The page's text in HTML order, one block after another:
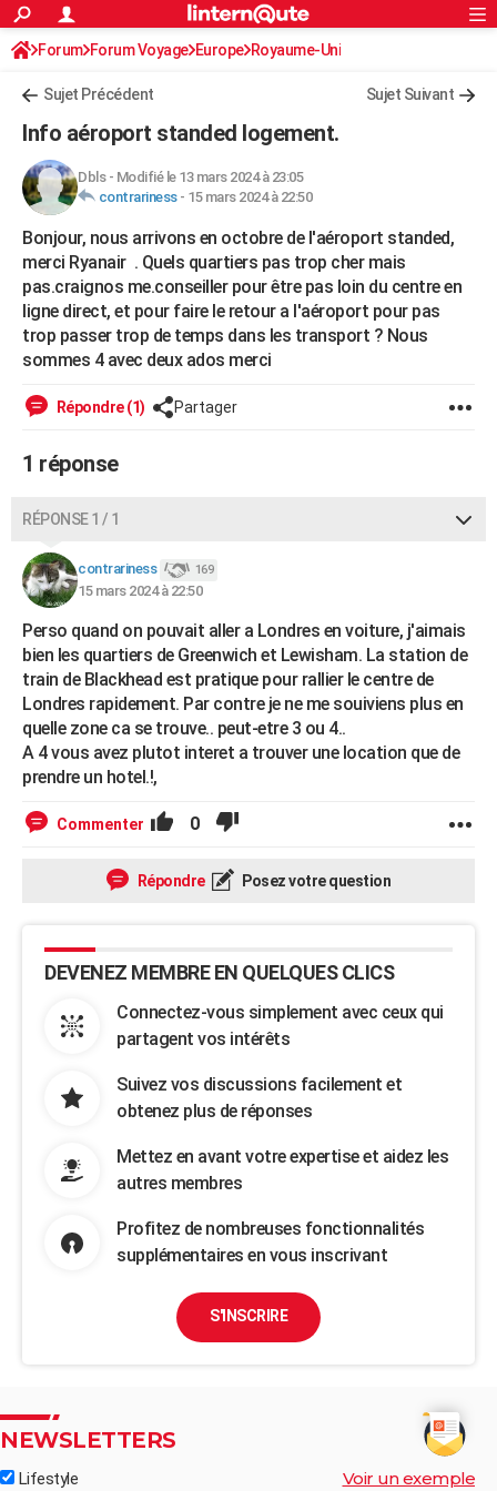
ACTUALITÉS
Politique
Société
Faits Divers
Education
Monde
Villes
+
FINANCE
Retraite
Impôts
Epargne
Immobilier
Risques naturels par ville
Banque
Assurance
Crédit
AUTO
Essais
Réserver un essai
Citadines
Berlines
SUV
Forum auto
+HIGH-TECH
Mobiles
Meilleur smartphone
Internet
Ordinateurs
Jeux vidéo
Guide high-tech
BRICOLAGE
Forum
Aménagement intérieur
Extérieur
Cuisine
Salle de bains
Jardinage
Rangement
WEEK-END
Alimentation
Guide de la santé
Maladies
Médicaments
Sommeil
VOYAGE
Destinations
City break
Voyage nature
Voyage de noces
Forum
Climat
+PHOTO
GUIDES D'ACHAT
BONS PLANS
CARTE DE VOEUX
Carte de Noël
Carte Bonne année
Carte Saint-Valentin
Carte Pâques
Carte d'anniversaire
DICTIONNAIRE
Dictionnaire
Biographies
Citations
Expressions
Proverbes
PROGRAMME TV
S'inscrire
Se connecter
Lycées
Collèges
Primaires
Universités
Entreprises
Service militaire
Avis de recherche
AVIS DE DÉCÈS
S'inscrire
Connexion
Forum Forum Voyage Europe Royaume-Uni
Sujet Précédent Sujet Suivant
Info aéroport standed logement.
Dbls- Modifié le 13 mars 2024 à 23:05
contrariness- 15 mars 2024 à 22:50
Bonjour, nous arrivons en octobre de l'aéroport standed,
merci Ryanair . Quels quartiers pas trop cher mais
pas.craignos me.conseiller pour être pas loin du centre en
ligne direct, et pour faire le retour a l'aéroport pour pas
trop passer trop de temps dans les transport ? Nous
sommes 4 avec deux ados merci
Répondre (1) Partager
1 réponse
RÉPONSE 1 / 1
contrariness 169
15 mars 2024 à 22:50
Perso quand on pouvait aller a Londres en voiture, j'aimais
bien les quartiers de Greenwich et Lewisham. La station de
train de Blackhead est pratique pour rallier le centre de
Londres rapidement. Par contre je ne me souiviens plus en
quelle zone ca se trouve.. peut-etre 3 ou 4..
A 4 vous avez plutot interet a trouver une location que de
prendre un hotel.!,
Commenter 0
Répondre Posez votre question
DEVENEZ MEMBRE EN QUELQUES CLICS
Connectez-vous simplement avec ceux qui
partagent vos intérêts
Suivez vos discussions facilement et
obtenez plus de réponses
Mettez en avant votre expertise et aidez les
autres membres
Profitez de nombreuses fonctionnalités
supplémentaires en vous inscrivant
S'INSCRIRE
NEWSLETTERS
Lifestyle Voir un exemple